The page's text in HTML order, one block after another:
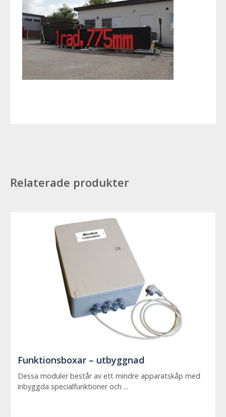
Relaterade produkter
Funktionsboxar – utbyggnad
Dessa moduler består av ett mindre apparatskåp med
inbyggda specialfunktioner och ...